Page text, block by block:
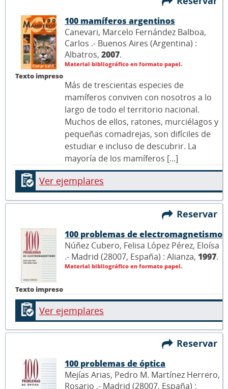
Texto impreso
100 mamíferos argentinos
Canevari, Marcelo Fernández Balboa,
Carlos .- Buenos Aires (Argentina) :
Albatros, 2007.
Material bibliográfico en formato papel.
Más de trescientas especies de
mamíferos conviven con nosotros a lo
largo de todo el territorio nacional.
Muchos de ellos, ratones, murciélagos y
pequeñas comadrejas, son difíciles de
estudiar e incluso de descubrir. La
mayoría de los mamíferos [...]
Ver ejemplares
Reservar
Texto impreso
100 problemas de electromagnetismo
Núñez Cubero, Felisa López Pérez, Eloísa
.- Madrid (28007, España) : Alianza, 1997.
Material bibliográfico en formato papel.
Ver ejemplares
Reservar
100 problemas de óptica
Mejías Arias, Pedro M. Martínez Herrero,
Rosario .- Madrid (28007, España) :